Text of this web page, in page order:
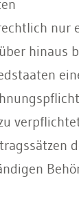
nur
hinaus